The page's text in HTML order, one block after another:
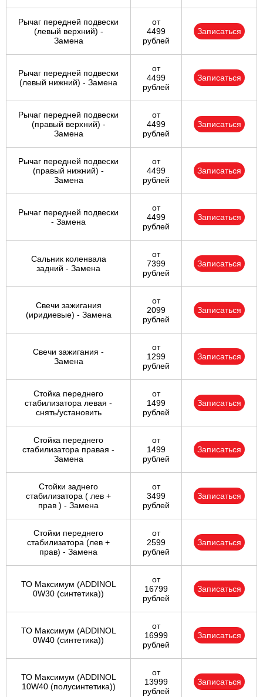
Рычаг передней подвески
(левый верхний) -
Замена
от
4499
рублей
Записаться
Рычаг передней подвески
(левый нижний) - Замена
от
4499
рублей
Записаться
Рычаг передней подвески
(правый верхний) -
Замена
от
4499
рублей
Записаться
Рычаг передней подвески
(правый нижний) -
Замена
от
4499
рублей
Записаться
Рычаг передней подвески
- Замена
от
4499
рублей
Записаться
Сальник коленвала
задний - Замена
от
7399
рублей
Записаться
Свечи зажигания
(иридиевые) - Замена
от
2099
рублей
Записаться
Свечи зажигания -
Замена
от
1299
рублей
Записаться
Стойка переднего
стабилизатора левая -
снять/установить
от
1499
рублей
Записаться
Стойка переднего
стабилизатора правая -
Замена
от
1499
рублей
Записаться
Стойки заднего
стабилизатора ( лев +
прав ) - Замена
от
3499
рублей
Записаться
Стойки переднего
стабилизатора (лев +
прав) - Замена
от
2599
рублей
Записаться
ТО Максимум (ADDINOL
0W30 (синтетика))
от
16799
рублей
Записаться
ТО Максимум (ADDINOL
0W40 (синтетика))
от
16999
рублей
Записаться
ТО Максимум (ADDINOL
10W40 (полусинтетика))
от
13999
рублей
Записаться